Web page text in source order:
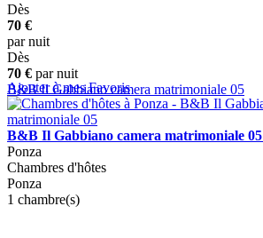
Dès
70 €
par nuit
Dès
70 € par nuit
B&B Il Gabbiano camera matrimoniale 05
Ajouter à mes Favoris
B&B Il Gabbiano camera matrimoniale 05
Ponza
Chambres d'hôtes
Ponza
1 chambre(s)